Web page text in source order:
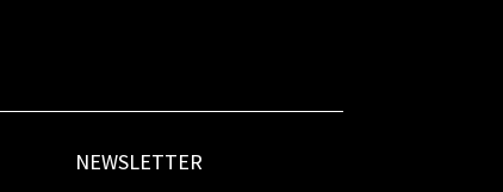
NEWSLETTER